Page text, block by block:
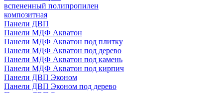
вспененный полипропилен
композитная
Панели ДВП
Панели МДФ Акватон
Панели МДФ Акватон под плитку
Панели МДФ Акватон под дерево
Панели МДФ Акватон под камень
Панели МДФ Акватон под кирпич
Панели ДВП Эконом
Панели ДВП Эконом под дерево